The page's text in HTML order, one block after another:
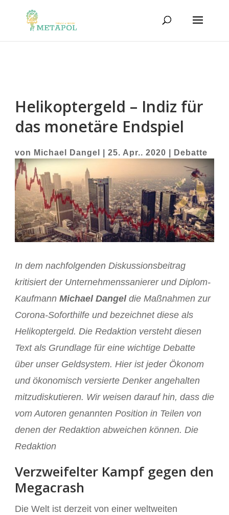
Helikoptergeld – Indiz für
das monetäre Endspiel
von Michael Dangel 25. Apr.. 2020 Debatte
In dem nachfolgenden Diskussionsbeitrag
kritisiert der Unternehmenssanierer und Diplom-
Kaufmann Michael Dangeldie Maßnahmen zur
Corona-Soforthilfe und bezeichnet diese als
Helikoptergeld. Die Redaktion versteht diesen
Text als Grundlage für eine wichtige Debatte
über unser Geldsystem. Hier ist jeder Ökonom
und ökonomisch versierte Denker angehalten
mitzudiskutieren. Wir weisen darauf hin, dass die
vom Autoren genannten Position in Teilen von
denen der Redaktion abweichen können. Die
Redaktion
Verzweifelter Kampf gegen den
Megacrash
Die Welt ist derzeit von einer weltweiten